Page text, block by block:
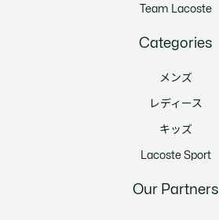
Team Lacoste
Categories
メンズ
レディース
キッズ
Lacoste Sport
Our Partners